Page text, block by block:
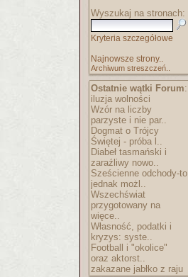
Wyszukaj na stronach:
Kryteria szczegółowe
Najnowsze strony..
Archiwum streszczeń..
Ostatnie wątki Forum:
iluzja wolności
Wzór na liczby
parzyste i nie par..
Dogmat o Trójcy
Świętej - próba l..
Diabeł tasmański i
zaraźliwy nowo..
Sześcienne odchody-to
jednak możl..
Wszechświat
przygotowany na
więce..
Własność, podatki i
kryzys: syste..
Football i "okolice"
oraz aktorst..
zakazane jabłko z raju